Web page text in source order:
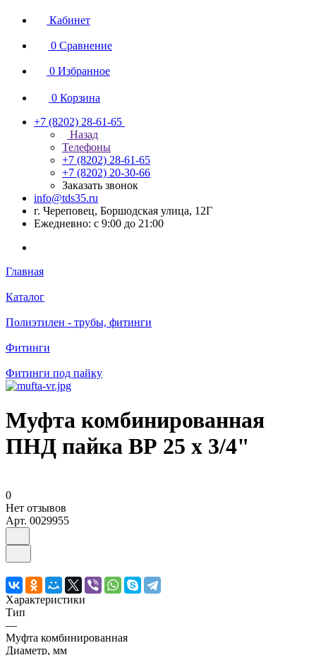
Кабинет
0 Сравнение
0 Избранное
0 Корзина
+7 (8202) 28‑61-65
Назад
Телефоны
+7 (8202) 28‑61-65
+7 (8202) 20‑30-66
Заказать звонок
info@tds35.ru
г. Череповец, Боршодская улица, 12Г
Ежедневно: с 9:00 до 21:00
Главная
Каталог
Полиэтилен - трубы, фитинги
Фитинги
Фитинги под пайку
Муфта комбинированная
ПНД пайка ВР 25 х 3/4"
0
Нет отзывов
Арт. 0029955
Характеристики
Тип
—
Муфта комбинированная
Диаметр, мм